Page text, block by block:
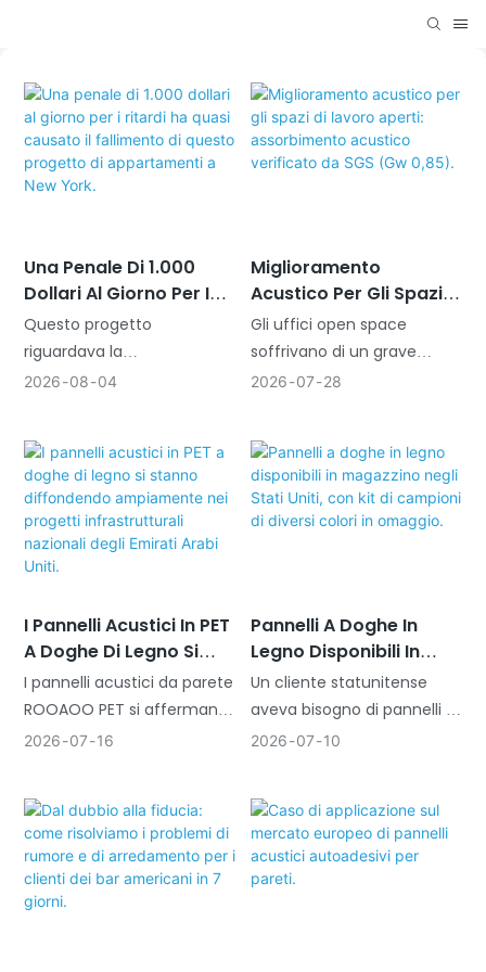
Una Penale Di 1.000
Dollari Al Giorno Per I
Ritardi Ha Quasi
Causato Il Fallimento Di
Questo Progetto Di
Questo progetto
riguardava la
ristrutturazione di un
proprietari erano una
coppia: il marito un
appassionato di sistemi
audiovisivi, mentre la
moglie aveva standard
estetica degli spazi. Si sono
affidati a un interior
designer esperto per
supervisionare l'intero
progetto, mentre il nostro
esperienza, si è occupato
della costruzione e
dell'esecuzione dei lavori. Il
fulcro del progetto era una
2026 08 04
Miglioramento
Acustico Per Gli Spazi
Di Lavoro Aperti:
Assorbimento Acustico
Verificato Da SGS (Gw
Gli uffici open space
soffrivano di un grave
problema di eco e rumore
acustici a doghe di legno
sono stati adottati per
ottimizzare l'ambiente
certificate e soddisfacendo
i requisiti estetici
dell'architetto.
2026 07 28
I Pannelli Acustici In PET
A Doghe Di Legno Si
Stanno Diffondendo
Ampiamente Nei
Progetti Infrastrutturali
I pannelli acustici da parete
ROOAOO PET si affermano
come soluzione preferita
grandi progetti di
costruzione nazionali degli
Emirati Arabi Uniti, grazie
alla fornitura diretta dalla
2026 07 16
Pannelli A Doghe In
Legno Disponibili In
Magazzino Negli Stati
Uniti, Con Kit Di
Campioni Di Diversi
Un cliente statunitense
aveva bisogno di pannelli a
doghe di legno per
Grazie alla disponibilità
immediata nel nostro
magazzino di Kent, RooAoo
2026 07 10